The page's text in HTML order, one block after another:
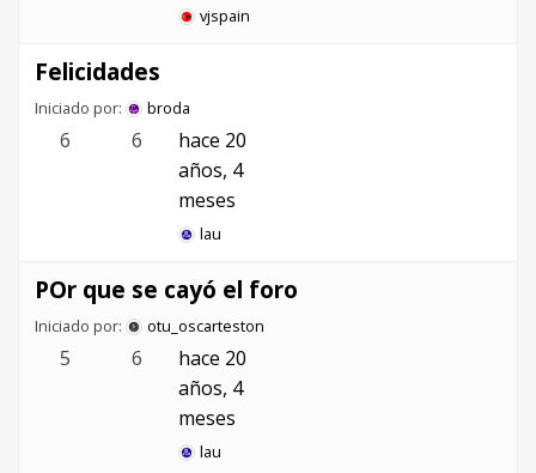
vjspain
Felicidades
Iniciado por: broda
6 6
hace 20
años, 4
meses
lau
POr que se cayó el foro
Iniciado por: otu_oscarteston
5 6
hace 20
años, 4
meses
lau